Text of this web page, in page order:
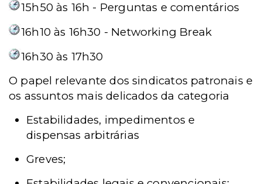
15h50 às 16h - Perguntas e comentários
16h10 às 16h30 - Networking Break
16h30 às 17h30
O papel relevante dos sindicatos patronais e
os assuntos mais delicados da categoria
Estabilidades, impedimentos e
dispensas arbitrárias
Greves;